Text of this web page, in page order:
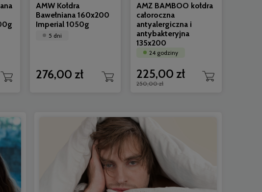
AMW Kołdra
Bawełniana 160x200
Imperial 1050g
5 dni
276,00 zł
AMZ BAMBOO kołdra
całoroczna
antyalergiczna i
antybakteryjna
135x200
24 godziny
225,00 zł
250,00 zł